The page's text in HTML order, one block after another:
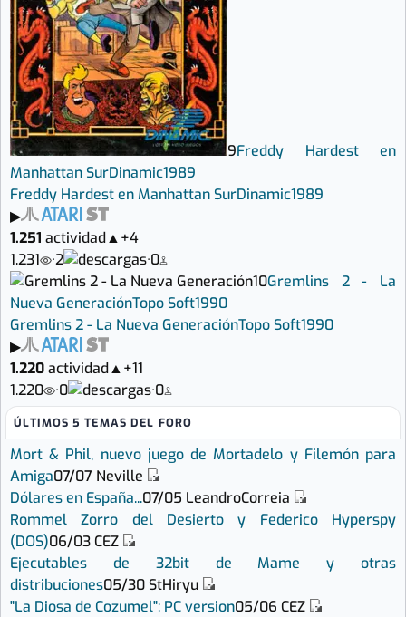
9Freddy Hardest en
Manhattan SurDinamic1989
Freddy Hardest en Manhattan SurDinamic1989
▶
1.251 actividad▲+4
1.231
·2 ·0
10Gremlins 2 - La
Nueva GeneraciónTopo Soft1990
Gremlins 2 - La Nueva GeneraciónTopo Soft1990
▶
1.220actividad▲+11
1.220
·0 ·0
ÚLTIMOS 5 TEMAS DEL FORO
Mort & Phil, nuevo juego de Mortadelo y Filemón para
Amiga07/07 Neville
Dólares en España...07/05 LeandroCorreia
Rommel Zorro del Desierto y Federico Hyperspy
(DOS)06/03CEZ
Ejecutables de 32bit de Mame y otras
distribuciones05/30 StHiryu
"La Diosa de Cozumel": PC version05/06 CEZ